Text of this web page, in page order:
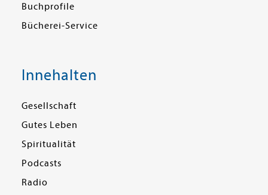
Buchprofile
Bücherei-Service
Innehalten
Gesellschaft
Gutes Leben
Spiritualität
Podcasts
Radio